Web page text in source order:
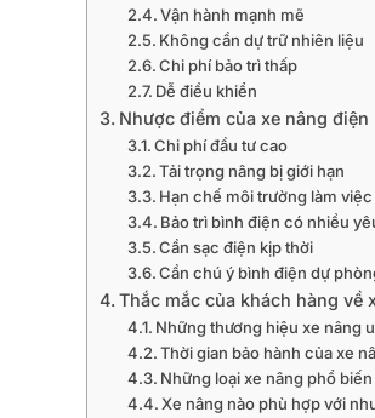
Vận hành mạnh mẽ
Không cần dự trữ nhiên liệu
Chi phí bảo trì thấp
Dễ điều khiển
Nhược điểm của xe nâng điện
Chi phí đầu tư cao
Tải trọng nâng bị giới hạn
Hạn chế môi trường làm việc
Bảo trì bình điện có nhiều
Cần sạc điện kịp thời
Cần chú ý bình điện dự
Thắc mắc của khách hàng về
Những thương hiệu xe nâng
Thời gian bảo hành của xe
Những loại xe nâng phổ biến
Xe nâng nào phù hợp với